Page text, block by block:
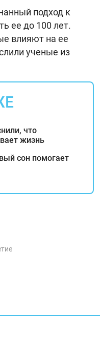
подход к
ее до 100 лет.
влияют на ее
ученые из
что
жизнь
сон помогает